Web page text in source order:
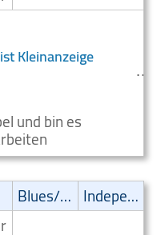
Kleinanzeige
und bin es
Blues/Swing
Independent